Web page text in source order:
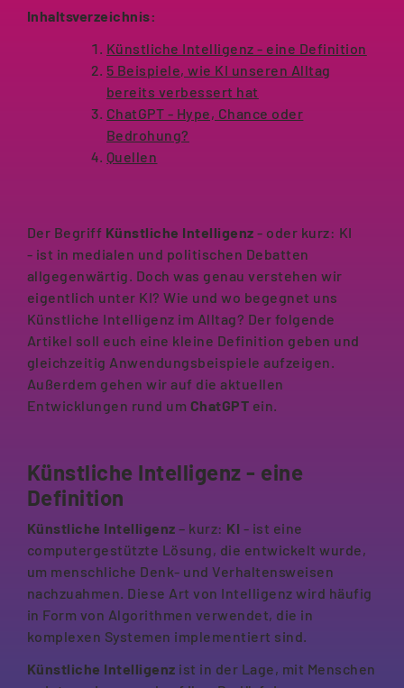
Inhaltsverzeichnis:
Künstliche Intelligenz - eine Definition
5 Beispiele, wie KI unseren Alltag
bereits verbessert hat
ChatGPT - Hype, Chance oder
Bedrohung?
Quellen
Der Begriff Künstliche Intelligenz - oder kurz: KI
- ist in medialen und politischen Debatten
allgegenwärtig. Doch was genau verstehen wir
eigentlich unter KI? Wie und wo begegnet uns
Künstliche Intelligenz im Alltag? Der folgende
Artikel soll euch eine kleine Definition geben und
gleichzeitig Anwendungsbeispiele aufzeigen.
Außerdem gehen wir auf die aktuellen
Entwicklungen rund um ChatGPT ein.
Künstliche Intelligenz - eine
Definition
Künstliche Intelligenz – kurz: KI - ist eine
computergestützte Lösung, die entwickelt wurde,
um menschliche Denk- und Verhaltensweisen
nachzuahmen. Diese Art von Intelligenz wird häufig
in Form von Algorithmen verwendet, die in
komplexen Systemen implementiert sind.
Künstliche Intelligenz ist in der Lage, mit Menschen